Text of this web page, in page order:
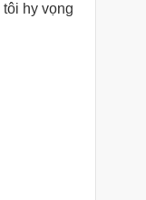
hy vọng